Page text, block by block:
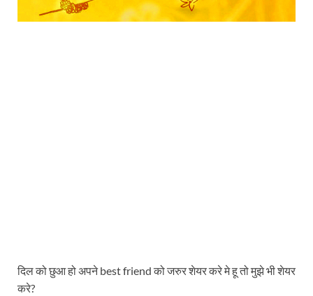
दिल को छुआ हो अपने best friend को जरुर शेयर करे मे हू तो मुझे भी शेयर
करे?